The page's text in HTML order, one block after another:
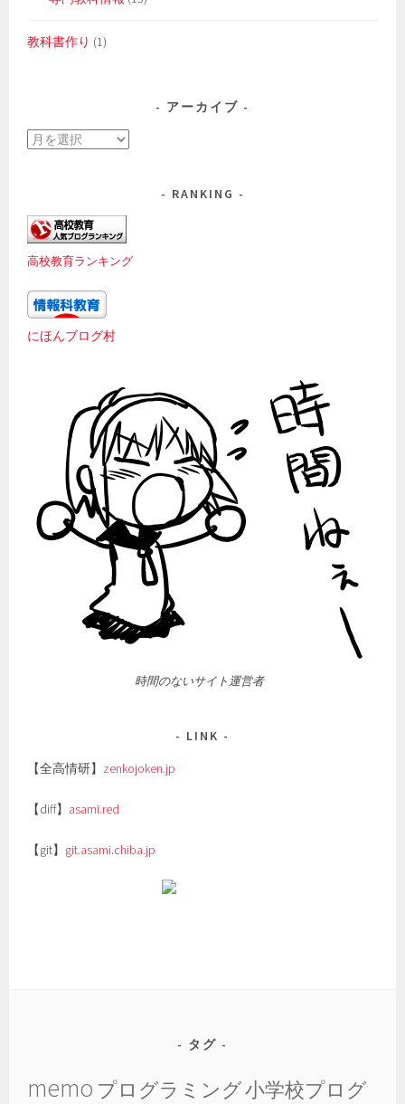
教科書作り (1)
アーカイブ
ア
ブ
RANKING
高校教育ランキング
にほんブログ村
時間のないサイト運営者
LINK
【全高情研】 zenkojoken.jp
【diff】 asami.red
【git】 git.asami.chiba.jp
タグ
memo プログラミング小学校プログ